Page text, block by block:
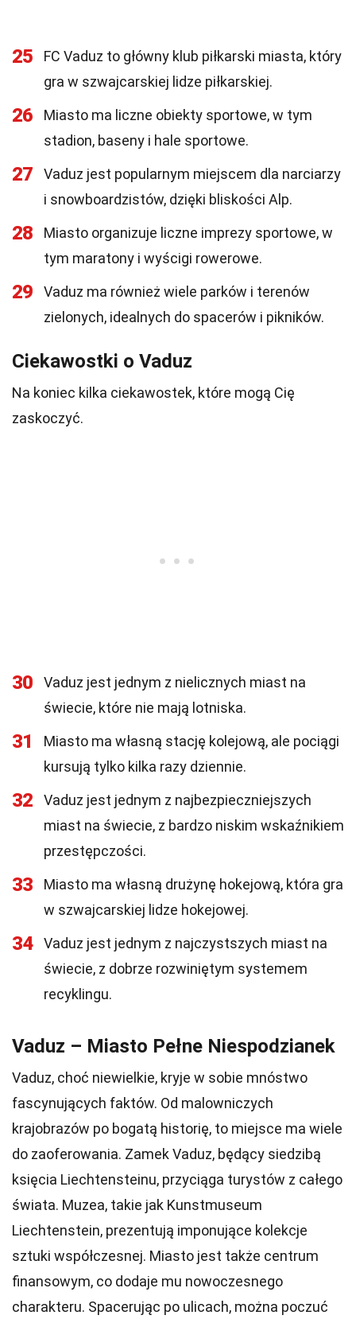
25
FC Vaduz to główny klub piłkarski miasta, który
gra w szwajcarskiej lidze piłkarskiej.
26
Miasto ma liczne obiekty sportowe, w tym
stadion, baseny i hale sportowe.
27
Vaduz jest popularnym miejscem dla narciarzy
i snowboardzistów, dzięki bliskości Alp.
28
Miasto organizuje liczne imprezy sportowe, w
tym maratony i wyścigi rowerowe.
29
Vaduz ma również wiele parków i terenów
zielonych, idealnych do spacerów i pikników.
Ciekawostki o Vaduz
Na koniec kilka ciekawostek, które mogą Cię
zaskoczyć.
30
Vaduz jest jednym z nielicznych miast na
świecie, które nie mają lotniska.
31
Miasto ma własną stację kolejową, ale pociągi
kursują tylko kilka razy dziennie.
32
Vaduz jest jednym z najbezpieczniejszych
miast na świecie, z bardzo niskim wskaźnikiem
przestępczości.
33
Miasto ma własną drużynę hokejową, która gra
w szwajcarskiej lidze hokejowej.
34
Vaduz jest jednym z najczystszych miast na
świecie, z dobrze rozwiniętym systemem
recyklingu.
Vaduz – Miasto Pełne Niespodzianek
Vaduz, choć niewielkie, kryje w sobie mnóstwo
fascynujących faktów. Od malowniczych
krajobrazów po bogatą historię, to miejsce ma wiele
do zaoferowania. Zamek Vaduz, będący siedzibą
księcia Liechtensteinu, przyciąga turystów z całego
świata. Muzea, takie jak Kunstmuseum
Liechtenstein, prezentują imponujące kolekcje
sztuki współczesnej. Miasto jest także centrum
finansowym, co dodaje mu nowoczesnego
charakteru. Spacerując po ulicach, można poczuć